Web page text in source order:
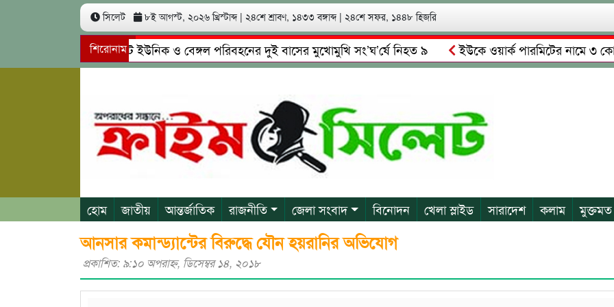
সিলেট ৮ই আগস্ট, ২০২৬ খ্রিস্টাব্দ | ২৪শে শ্রাবণ, ১৪৩৩ বঙ্গাব্দ | ২৪শে সফর, ১৪৪৮ হিজরি
শিরোনাম
সিলেটে ইউনিক ও বেঙ্গল পরিবহনের দুই বাসের মুখোমুখি সং’ঘ’র্ষে নিহত ৯ ইউকে ওয়ার্ক পারমিটের নামে ৩ কোটি ৬০
গোয়াইনঘাটে প্রেমের ফাঁদে তরুণী পাচার: মাদকাসক্ত রিমালকে গ্রেপ্তারের দাবি স্থানীয়দের
গোয়াইনঘাটে আলিম উদ্দিনের
হোম জাতীয় আন্তর্জাতিক রাজনীতি জেলা সংবাদ বিনোদন খেলা স্লাইড সারাদেশ কলাম মুক্তমত
আনসার কমান্ড্যান্টের বিরুদ্ধে যৌন হয়রানির অভিযোগ
প্রকাশিত: ৯:১০ অপরাহ্ণ, ডিসেম্বর ১৪, ২০১৮